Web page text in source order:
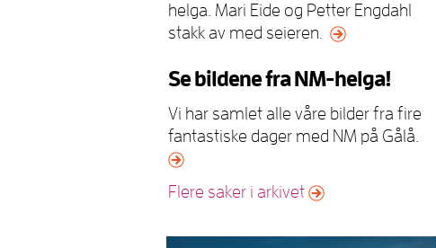
helga. Mari Eide og Petter Engdahl
stakk av med seieren.
Se bildene fra NM-helga!
Vi har samlet alle våre bilder fra fire
fantastiske dager med NM på Gålå.
Flere saker i arkivet